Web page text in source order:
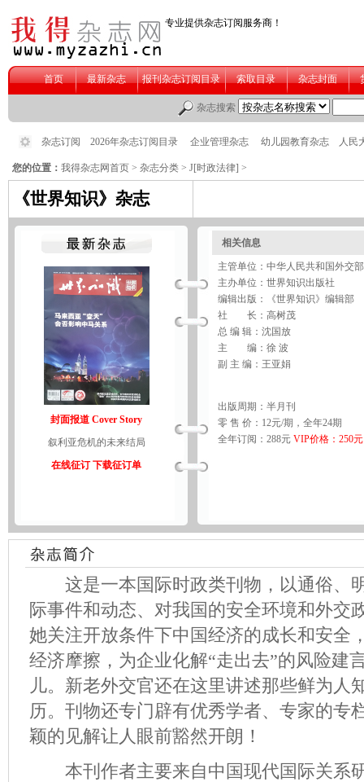
您的位置： 我得杂志网首页 > 杂志分类 > J[时政法律] >
《世界知识》杂志
封面报道 Cover Story
叙利亚危机的未来结局
在线征订 下载征订单
相关信息
主管单位：中华人民共和国外交部
主办单位：世界知识出版社
编辑出版：《世界知识》编辑部
社 长：高树茂
总 编 辑：沈国放
主 编：徐 波
副 主 编：王亚娟
出版周期：半月刊
零 售 价：12元/期，全年24期
全年订阅：288元 VIP价格：250元
这是一本国际时政类刊物，以通俗、
际事件和动态、对我国的安全环境和外交
她关注开放条件下中国经济的成长和安全
经济摩擦，为企业化解“走出去”的风险建
儿。新老外交官还在这里讲述那些鲜为人
历。刊物还专门辟有优秀学者、专家的专
颖的见解让人眼前豁然开朗！
本刊作者主要来自中国现代国际关系